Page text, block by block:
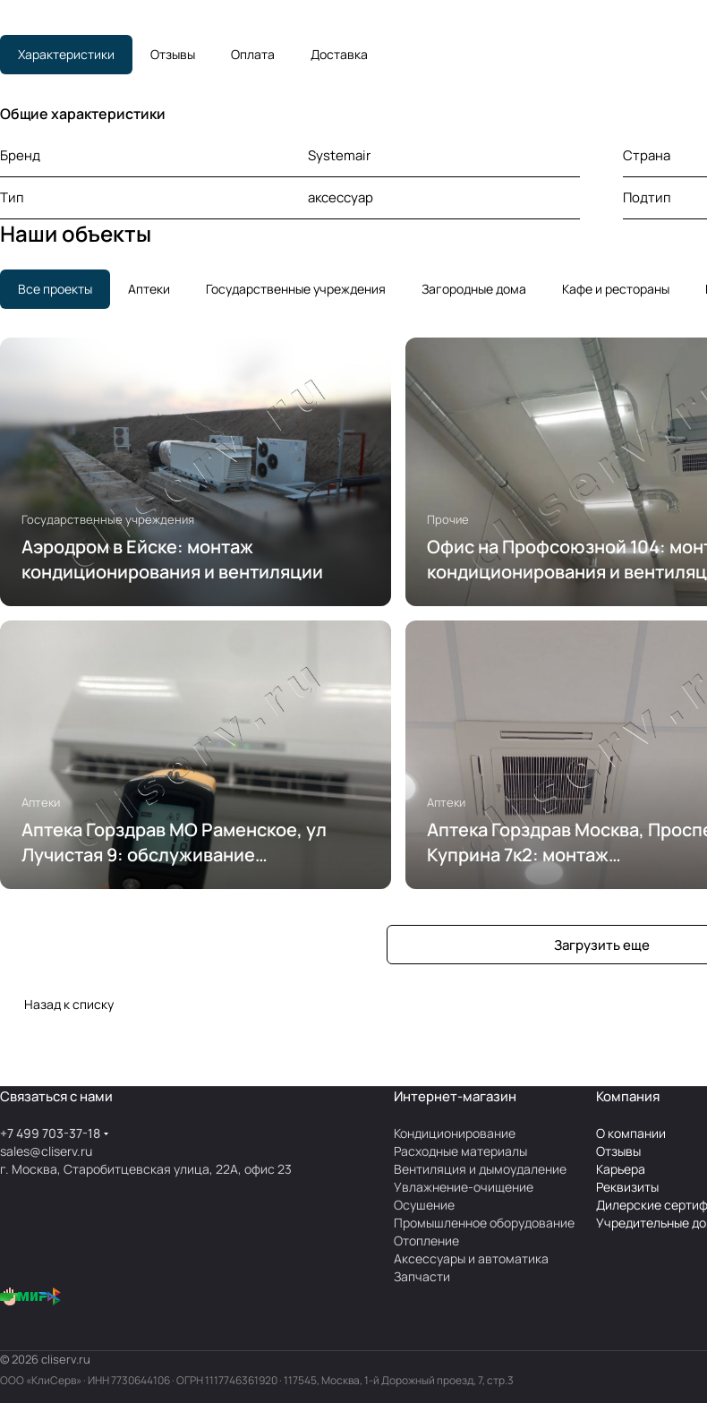
Характеристики Отзывы Оплата Доставка
Общие характеристики
Бренд Systemair Страна
Тип аксессуар Подтип
Наши объекты
Все проекты Аптеки Государственные учреждения Загородные дома Кафе и рестораны
Государственные учреждения
Аэродром в Ейске: монтаж
кондиционирования и вентиляции
Прочие
Офис на Профсоюзной 104:
кондиционирования и
Аптеки
Аптека Горздрав МО Раменское, ул
Лучистая 9: обслуживание
кондиционирования
Аптеки
Аптека Горздрав Москва,
Куприна 7к2: монтаж
кондиционирования
Загрузить еще
Назад к списку
Связаться с нами
+7 499 703-37-18
sales@cliserv.ru
г. Москва, Старобитцевская улица, 22А, офис 23
Интернет-магазин
Кондиционирование
Расходные материалы
Вентиляция и дымоудаление
Увлажнение-очищение
Осушение
Промышленное оборудование
Отопление
Аксессуары и автоматика
Запчасти
Компания
О компании
Отзывы
Карьера
Реквизиты
Дилерские
Учредительные
© 2026 cliserv.ru
ООО «КлиСерв» · ИНН7730644106· ОГРН 1117746361920 · 117545, Москва, 1-й Дорожный проезд, 7, стр.3